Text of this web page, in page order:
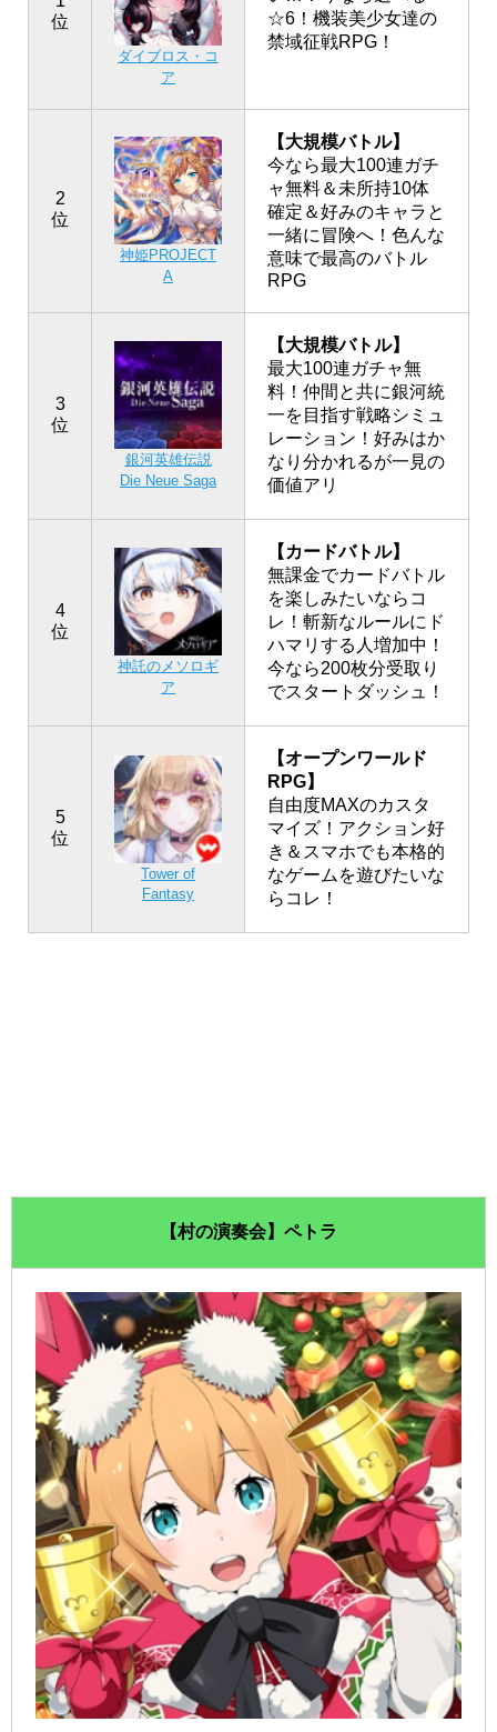
位
ダイブロス・コ
ア
☆6！機装美少女達の
禁域征戦RPG！
2
位
神姫PROJECT
A
【大規模バトル】
今なら最大100連ガチ
ャ無料＆未所持10体
確定＆好みのキャラと
一緒に冒険へ！色んな
意味で最高のバトル
RPG
3
位
銀河英雄伝説
Die Neue Saga
【大規模バトル】
最大100連ガチャ無
料！仲間と共に銀河統
一を目指す戦略シミュ
レーション！好みはか
なり分かれるが一見の
価値アリ
4
位
神託のメソロギ
ア
【カードバトル】
無課金でカードバトル
を楽しみたいならコ
レ！斬新なルールにド
ハマリする人増加中！
今なら200枚分受取り
でスタートダッシュ！
5
位
Tower of
Fantasy
【オープンワールド
RPG】
自由度MAXのカスタ
マイズ！アクション好
き＆スマホでも本格的
なゲームを遊びたいな
らコレ！
【村の演奏会】ペトラ